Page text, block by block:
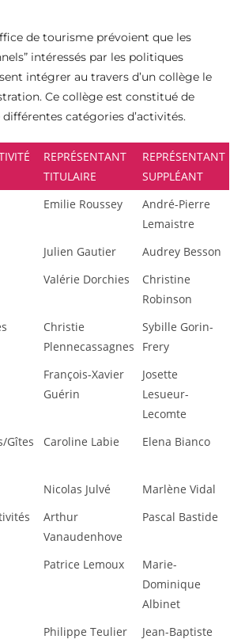
de tourisme prévoient que les
intéressés par les politiques
intégrer au travers d’un collège le
Ce collège est constitué de
catégories d’activités.
REPRÉSENTANT
TITULAIRE
REPRÉSENTANT
SUPPLÉANT
Emilie Roussey
André-Pierre
Lemaistre
Julien Gautier
Audrey Besson
Valérie Dorchies
Christine
Robinson
Christie
Plennecassagnes
Sybille Gorin-
Frery
François-Xavier
Guérin
Josette
Lesueur-
Lecomte
Gîtes
Caroline Labie Elena Bianco
Nicolas Julvé
Marlène Vidal
Arthur
Vanaudenhove
Pascal Bastide
Patrice Lemoux
Marie-
Dominique
Albinet
Philippe Teulier
Jean-Baptiste